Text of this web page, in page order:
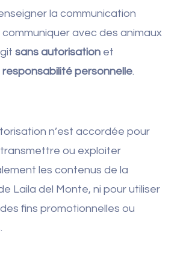
la communication
communiquer avec des animaux
sans autorisationet
responsabilité personnelle.
n’est accordée pour
ou exploiter
les contenus de la
Laila del Monte, ni pour utiliser
fins promotionnelles ou